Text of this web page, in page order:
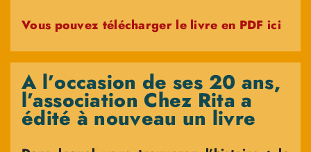
Vous pouvez télécharger le livre en PDF ici
A l’occasion de ses 20 ans,
l’association Chez Rita a
édité à nouveau un livre